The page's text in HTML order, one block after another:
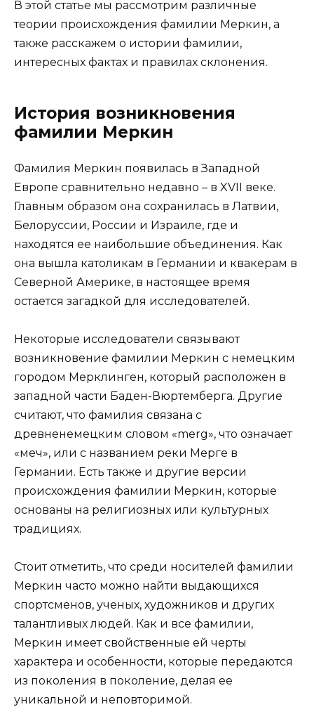
В этой статье мы рассмотрим различные
теории происхождения фамилии Меркин, а
также расскажем о истории фамилии,
интересных фактах и правилах склонения.
История возникновения
фамилии Меркин
Фамилия Меркин появилась в Западной
Европе сравнительно недавно – в XVII веке.
Главным образом она сохранилась в Латвии,
Белоруссии, России и Израиле, где и
находятся ее наибольшие объединения. Как
она вышла католикам в Германии и квакерам в
Северной Америке, в настоящее время
остается загадкой для исследователей.
Некоторые исследователи связывают
возникновение фамилии Меркин с немецким
городом Мерклинген, который расположен в
западной части Баден-Вюртемберга. Другие
считают, что фамилия связана с
древненемецким словом «merg», что означает
«меч», или с названием реки Мерге в
Германии. Есть также и другие версии
происхождения фамилии Меркин, которые
основаны на религиозных или культурных
традициях.
Стоит отметить, что среди носителей фамилии
Меркин часто можно найти выдающихся
спортсменов, ученых, художников и других
талантливых людей. Как и все фамилии,
Меркин имеет свойственные ей черты
характера и особенности, которые передаются
из поколения в поколение, делая ее
уникальной и неповторимой.